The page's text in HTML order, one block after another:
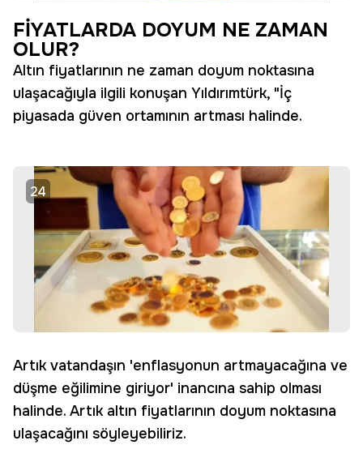
FİYATLARDA DOYUM NE ZAMAN
OLUR?
Altın fiyatlarının ne zaman doyum noktasına
ulaşacağıyla ilgili konuşan Yıldırımtürk, "İç
piyasada güven ortamının artması halinde.
24
Artık vatandaşın 'enflasyonun artmayacağına ve
düşme eğilimine giriyor' inancına sahip olması
halinde. Artık altın fiyatlarının doyum noktasına
ulaşacağını söyleyebiliriz.